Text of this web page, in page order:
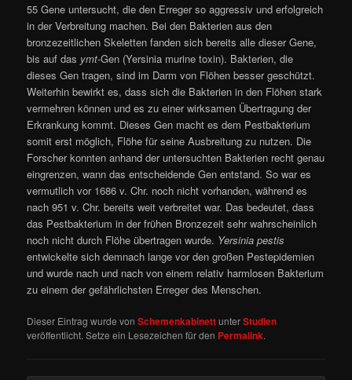
55 Gene untersucht, die den Erreger so aggressiv und erfolgreich
in der Verbreitung machen. Bei den Bakterien aus den
bronzezeitlichen Skeletten fanden sich bereits alle dieser Gene,
bis auf das ymt-Gen (Yersinia murine toxin). Bakterien, die
dieses Gen tragen, sind im Darm von Flöhen besser geschützt.
Weiterhin bewirkt es, dass sich die Bakterien in den Flöhen stark
vermehren können und es zu einer wirksamen Übertragung der
Erkrankung kommt. Dieses Gen macht es dem Pestbakterium
somit erst möglich, Flöhe für seine Ausbreitung zu nutzen. Die
Forscher konnten anhand der untersuchten Bakterien recht genau
eingrenzen, wann das entscheidende Gen entstand. So war es
vermutlich vor 1686 v. Chr. noch nicht vorhanden, während es
nach 951 v. Chr. bereits weit verbreitet war. Das bedeutet, dass
das Pestbakterium in der frühen Bronzezeit sehr wahrscheinlich
noch nicht durch Flöhe übertragen wurde. Yersinia pestis
entwickelte sich demnach lange vor den großen Pestepidemien
und wurde nach und nach von einem relativ harmlosen Bakterium
zu einem der gefährlichsten Erreger des Menschen.
Dieser Eintrag wurde vonSchemenkabinettunterStudien
veröffentlicht. Setze ein Lesezeichen für den Permalink.